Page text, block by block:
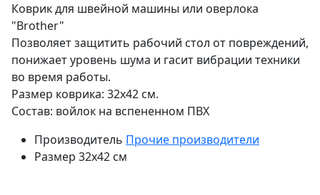
Коврик для швейной машины или оверлока
"Brother"
Позволяет защитить рабочий стол от повреждений,
понижает уровень шума и гасит вибрации техники
во время работы.
Размер коврика: 32х42 см.
Состав: войлок на вспененном ПВХ
Производитель Прочие производители
Размер 32х42 см